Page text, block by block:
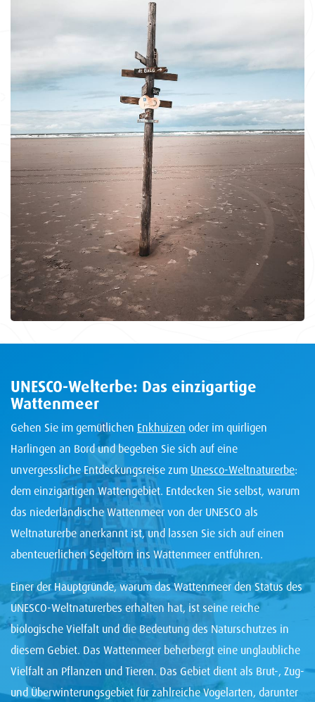
UNESCO-Welterbe: Das einzigartige
Wattenmeer
Gehen Sie im gemütlichen Enkhuizen oder im quirligen
Harlingen an Bord und begeben Sie sich auf eine
unvergessliche Entdeckungsreise zum Unesco-Weltnaturerbe:
dem einzigartigen Wattengebiet. Entdecken Sie selbst, warum
das niederländische Wattenmeer von der UNESCO als
Weltnaturerbe anerkannt ist, und lassen Sie sich auf einen
abenteuerlichen Segeltörn ins Wattenmeer entführen.
Einer der Hauptgründe, warum das Wattenmeer den Status des
UNESCO-Weltnaturerbes erhalten hat, ist seine reiche
biologische Vielfalt und die Bedeutung des Naturschutzes in
diesem Gebiet. Das Wattenmeer beherbergt eine unglaubliche
Vielfalt an Pflanzen und Tieren. Das Gebiet dient als Brut-, Zug-
und Überwinterungsgebiet für zahlreiche Vogelarten, darunter